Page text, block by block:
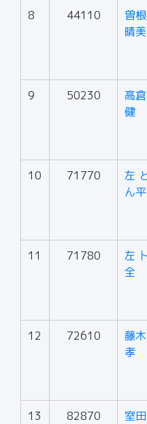
8 44110
曽根
晴美
9 50230
高倉
健
10 71770
左
ん平
11 71780
左
全
12 72610
藤木
孝
13 82870
室田